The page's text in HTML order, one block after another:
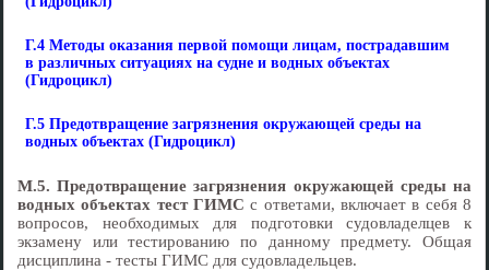
Г.4 Методы оказания первой помощи лицам, пострадавшим
в различных ситуациях на судне и водных объектах
(Гидроцикл)
Г.5 Предотвращение загрязнения окружающей среды на
водных объектах (Гидроцикл)
М.5. Предотвращение загрязнения окружающей среды на
водных объектах тест ГИМС с ответами, включает в себя 8
вопросов, необходимых для подготовки судовладелцев к
экзамену или тестированию по данному предмету. Общая
дисциплина - тесты ГИМС для судовладельцев.